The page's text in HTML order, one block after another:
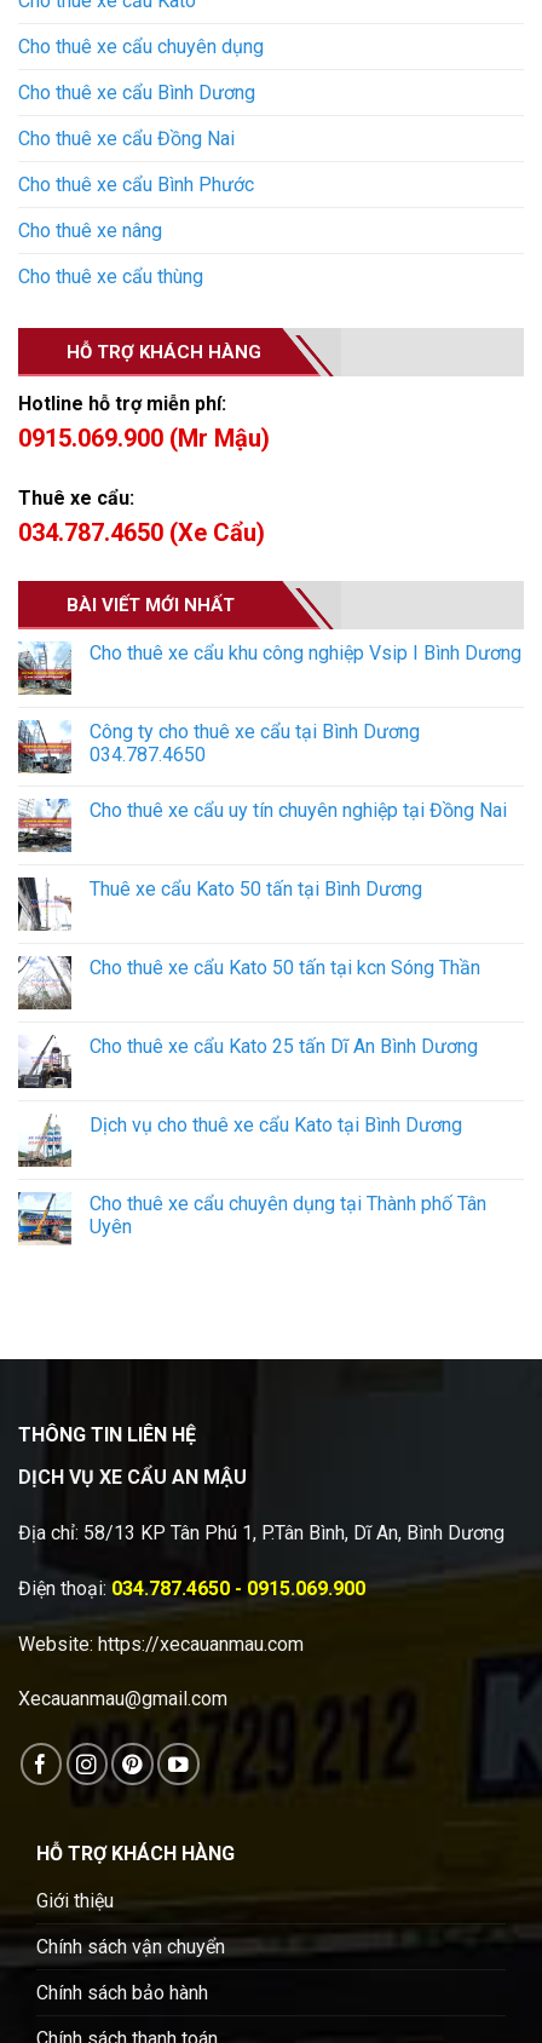
Cho thuê xe cẩu chuyên dụng
Cho thuê xe cẩu Bình Dương
Cho thuê xe cẩu Đồng Nai
Cho thuê xe cẩu Bình Phước
Cho thuê xe nâng
Cho thuê xe cẩu thùng
HỖ TRỢ KHÁCH HÀNG
Hotline hỗ trợ miễn phí:
0915.069.900 (Mr Mậu)
Thuê xe cẩu:
034.787.4650 (Xe Cẩu)
BÀI VIẾT MỚI NHẤT
Cho thuê xe cẩu khu công nghiệp Vsip I Bình Dương
Công ty cho thuê xe cẩu tại Bình Dương
034.787.4650
Cho thuê xe cẩu uy tín chuyên nghiệp tại Đồng Nai
Thuê xe cẩu Kato 50 tấn tại Bình Dương
Cho thuê xe cẩu Kato 50 tấn tại kcn Sóng Thần
Cho thuê xe cẩu Kato 25 tấn Dĩ An Bình Dương
Dịch vụ cho thuê xe cẩu Kato tại Bình Dương
Cho thuê xe cẩu chuyên dụng tại Thành phố Tân
Uyên
THÔNG TIN LIÊN HỆ
DỊCH VỤ XE CẨU AN MẬU
Địa chỉ: 58/13 KP Tân Phú 1, P.Tân Bình, Dĩ An, Bình Dương
Điện thoại: 034.787.4650 - 0915.069.900
Website: https://xecauanmau.com
Xecauanmau@gmail.com
HỖ TRỢ KHÁCH HÀNG
Giới thiệu
Chính sách vận chuyển
Chính sách bảo hành